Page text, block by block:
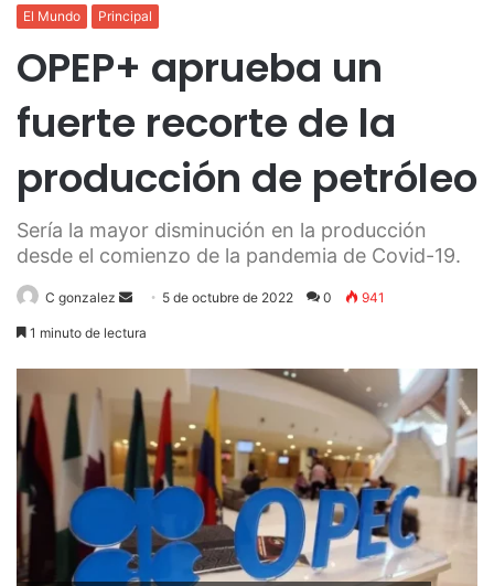
El Mundo Principal
OPEP+ aprueba un
fuerte recorte de la
producción de petróleo
Sería la mayor disminución en la producción
desde el comienzo de la pandemia de Covid-19.
C gonzalez
Send 5 de octubre de 2022 0 941
1 minuto de lectura